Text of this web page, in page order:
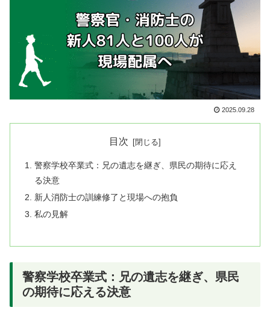
2025.09.28
目次
警察学校卒業式：兄の遺志を継ぎ、県民の期待に応え
る決意
新人消防士の訓練修了と現場への抱負
私の見解
警察学校卒業式：兄の遺志を継ぎ、県民
の期待に応える決意